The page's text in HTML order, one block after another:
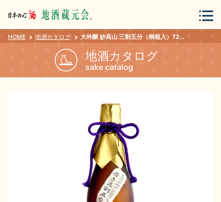
会員登録 ログイン
地酒カタログ
HOME 地酒カタログ 大吟醸 妙高山 三割五分（桐箱入）720ml
地酒カタログ
sake catalog